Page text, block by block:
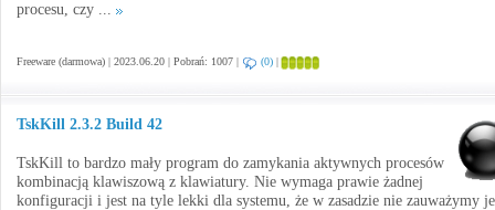
procesu, czy ...
Freeware (darmowa) | 2023.06.20 | Pobrań: 1007 | (0) |
TskKill 2.3.2 Build 42
TskKill to bardzo mały program do zamykania aktywnych procesów
kombinacją klawiszową z klawiatury. Nie wymaga prawie żadnej
konfiguracji i jest na tyle lekki dla systemu, że w zasadzie nie zauważymy